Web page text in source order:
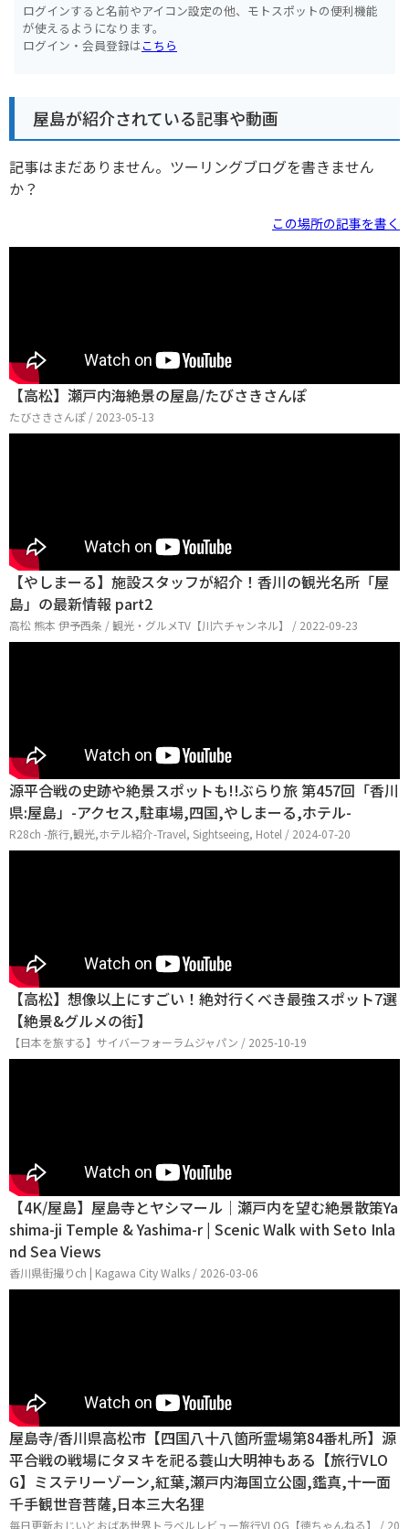
ログインすると名前やアイコン設定の他、モトスポットの便利機能
が使えるようになります。
ログイン・会員登録はこちら
屋島が紹介されている記事や動画
記事はまだありません。ツーリングブログを書きません
か？
この場所の記事を書く
【高松】瀬戸内海絶景の屋島/たびさきさんぽ
たびさきさんぽ / 2023-05-13
【やしまーる】施設スタッフが紹介！香川の観光名所「屋
島」の最新情報 part2
高松 熊本 伊予西条 / 観光・グルメTV【川六チャンネル】 / 2022-09-23
源平合戦の史跡や絶景スポットも!!ぶらり旅 第457回「香川
県:屋島」-アクセス,駐車場,四国,やしまーる,ホテル-
R28ch -旅行,観光,ホテル紹介-Travel, Sightseeing, Hotel / 2024-07-20
【高松】想像以上にすごい！絶対行くべき最強スポット7選
【絶景&グルメの街】
【日本を旅する】サイバーフォーラムジャパン / 2025-10-19
【4K/屋島】屋島寺とヤシマール｜瀬戸内を望む絶景散策Ya
shima-ji Temple & Yashima-r | Scenic Walk with Seto Inla
nd Sea Views
香川県街撮りch | Kagawa City Walks / 2026-03-06
屋島寺/香川県高松市【四国八十八箇所霊場第84番札所】源
平合戦の戦場にタヌキを祀る蓑山大明神もある【旅行VLO
G】ミステリーゾーン,紅葉,瀬戸内海国立公園,鑑真,十一面
千手観世音菩薩,日本三大名狸
毎日更新おじいとおばあ世界トラベルレビュー旅行VLOG【徳ちゃんねる】 / 20